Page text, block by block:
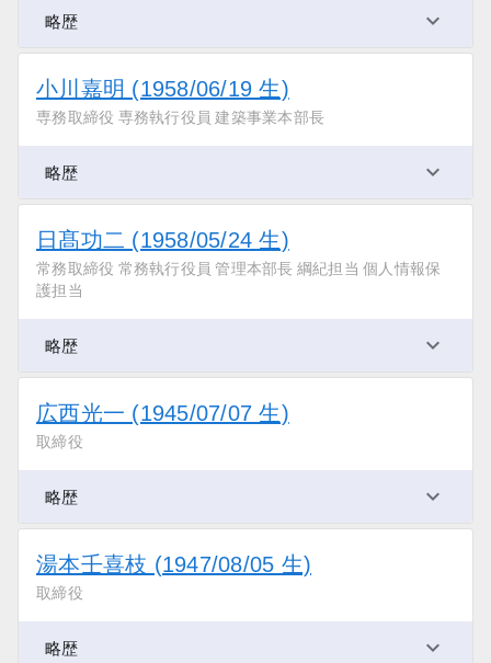
略歴
小川嘉明 (1958/06/19 生)
専務取締役 専務執行役員 建築事業本部長
略歴
日髙功二 (1958/05/24 生)
常務取締役 常務執行役員 管理本部長 綱紀担当 個人情報保
護担当
略歴
広西光一 (1945/07/07 生)
取締役
略歴
湯本壬喜枝 (1947/08/05 生)
取締役
略歴